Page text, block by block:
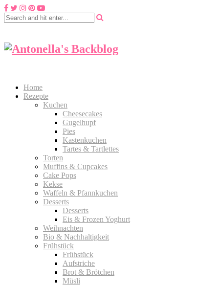
Home
Rezepte
Kuchen
Cheesecakes
Gugelhupf
Pies
Kastenkuchen
Tartes & Tartlettes
Torten
Muffins & Cupcakes
Cake Pops
Kekse
Waffeln & Pfannkuchen
Desserts
Desserts
Eis & Frozen Yoghurt
Weihnachten
Bio & Nachhaltigkeit
Frühstück
Frühstück
Aufstriche
Brot & Brötchen
Müsli